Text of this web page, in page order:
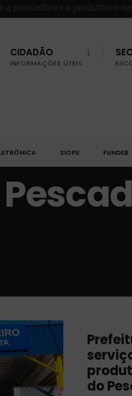
CIDADÃO
INFORMAÇÕES ÚTEIS
SIOPE FUNDEB
do